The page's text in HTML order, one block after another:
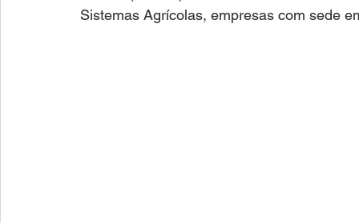
Sistemas Agrícolas, empresas com sede